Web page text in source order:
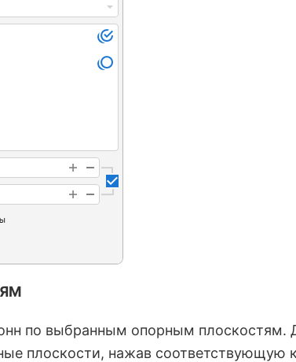
по выбранным опорным плоскостям.
плоскости, нажав соответствующую